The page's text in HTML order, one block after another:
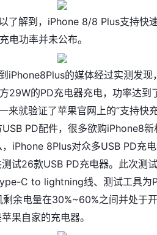
了解到，iPhone 8/8 Plus支持快
电功率并未公布。
iPhone8Plus的媒体经过实测发
29W的PD充电器充电，功率达到
来就验证了苹果官网上的“支持快
PD配件，很多欲购iPhone8
iPhone 8Plus对众多USB PD充
试26款USB PD充电器。此次测
C to lightning线、测试工具为
余电量在30%~60%之间并处于
果自家的充电器。